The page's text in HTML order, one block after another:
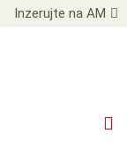
Inzerujte na AM